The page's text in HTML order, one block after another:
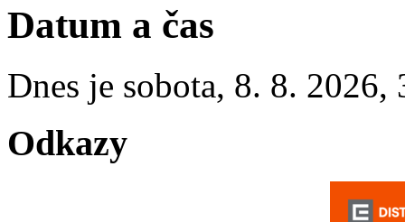
Datum a čas
Dnes je sobota, 8. 8. 2026,
Odkazy